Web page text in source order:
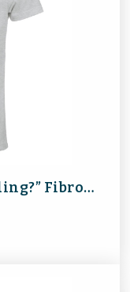
Herre “Har du prøvd Isbading?” FibroNorge